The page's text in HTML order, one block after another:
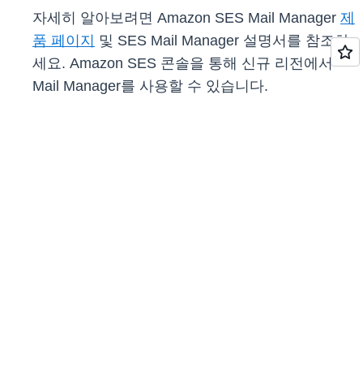
자세히 알아보려면 Amazon SES Mail Manager 제
품 페이지
및 SES Mail Manager 설명서를 참조하
세요. Amazon SES 콘솔을 통해 신규 리전에서
Mail Manager를 사용할 수 있습니다.